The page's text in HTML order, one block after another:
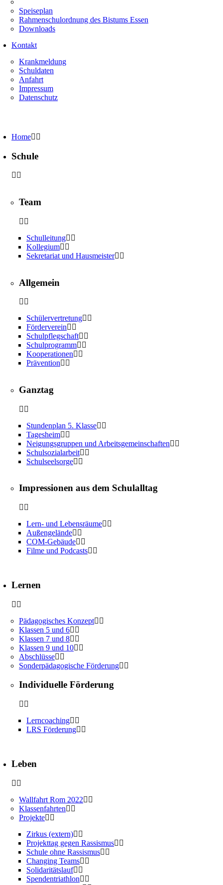
Speiseplan
Rahmenschulordnung des Bistums Essen
Downloads
Kontakt
Krankmeldung
Schuldaten
Anfahrt
Impressum
Datenschutz
Home
Schule
Team
Schulleitung
Kollegium
Sekretariat und Hausmeister
Allgemein
Schülervertretung
Förderverein
Schulpflegschaft
Schulprogramm
Kooperationen
Prävention
Ganztag
Stundenplan 5. Klasse
Tagesheim
Neigungsgruppen und Arbeitsgemeinschaften
Schulsozialarbeit
Schulseelsorge
Impressionen aus dem Schulalltag
Lern- und Lebensräume
Außengelände
COM-Gebäude
Filme und Podcasts
Lernen
Pädagogisches Konzept
Klassen 5 und 6
Klassen 7 und 8
Klassen 9 und 10
Abschlüsse
Sonderpädagogische Förderung
Individuelle Förderung
Lerncoaching
LRS Förderung
Leben
Wallfahrt Rom 2022
Klassenfahrten
Projekte
Zirkus (extern)
Projekttag gegen Rassismus
Schule ohne Rassismus
Changing Teams
Solidaritätslauf
Spendentriathlon